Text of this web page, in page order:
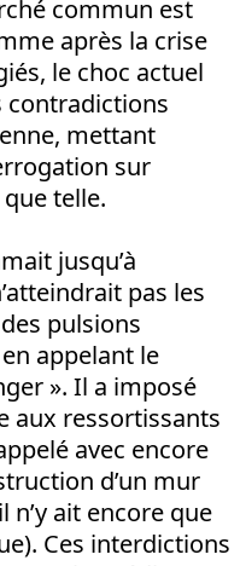
commun est
après la crise
le choc actuel
contradictions
mettant
sur
que telle.
jusqu’à
pas les
pulsions
appelant le
». Il a imposé
aux ressortissants
avec encore
d’un mur
n’y ait encore que
Ces interdictions